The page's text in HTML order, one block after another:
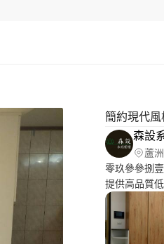
簡約現代
森設
蘆
零玖參參捌
提供高品質
不吝賜教，